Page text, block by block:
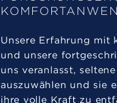
Unsere Erfahrung mit
und unsere
uns veranlasst,
auszuwählen und sie
ihre volle Kraft zu